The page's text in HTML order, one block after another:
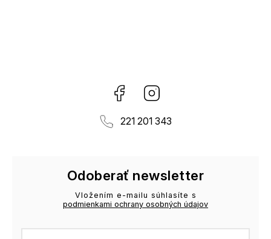
Facebook
221 201 343
Odoberať newsletter
Vložením e-mailu súhlasíte s
podmienkami ochrany osobných údajov